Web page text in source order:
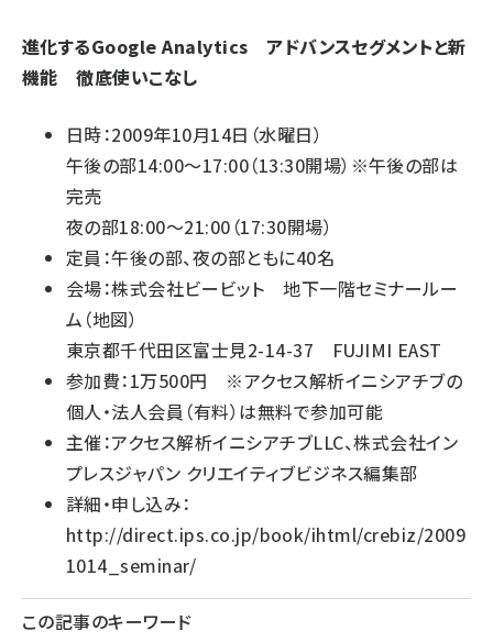
進化するGoogle Analytics アドバンスセグメントと新
機能 徹底使いこなし
日時：2009年10月14日（水曜日）
午後の部14:00～17:00（13:30開場）※午後の部は
完売
夜の部18:00～21:00（17:30開場）
定員：午後の部、夜の部ともに40名
会場：株式会社ビービット 地下一階セミナールー
ム（地図）
東京都千代田区富士見2-14-37 FUJIMI EAST
参加費：1万500円 ※アクセス解析イニシアチブの
個人・法人会員（有料）は無料で参加可能
主催：アクセス解析イニシアチブLLC、株式会社イン
プレスジャパン クリエイティブビジネス編集部
詳細・申し込み：
http://direct.ips.co.jp/book/ihtml/crebiz/2009
1014_seminar/
この記事のキーワード